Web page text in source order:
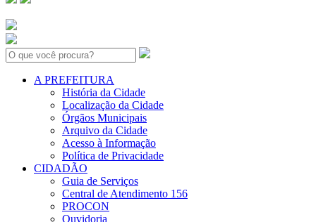
Search:
A PREFEITURA
História da Cidade
Localização da Cidade
Órgãos Municipais
Arquivo da Cidade
Acesso à Informação
Política de Privacidade
CIDADÃO
Guia de Serviços
Central de Atendimento 156
PROCON
Ouvidoria